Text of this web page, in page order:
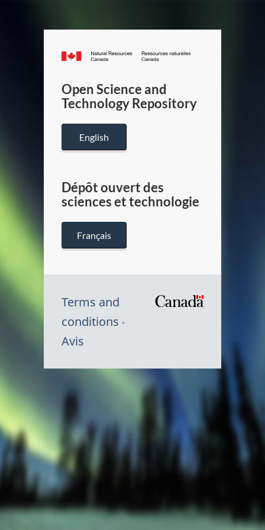
Canada.ca
/
Canada
Open Science and
Technology Repository
English
Dépôt ouvert des
sciences et technologie
Français
Terms and
conditions
Avis
Canada